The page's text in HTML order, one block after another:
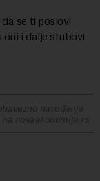
se ti poslovi
oni i dalje stubovi
navođenje
novaekonomija.rs